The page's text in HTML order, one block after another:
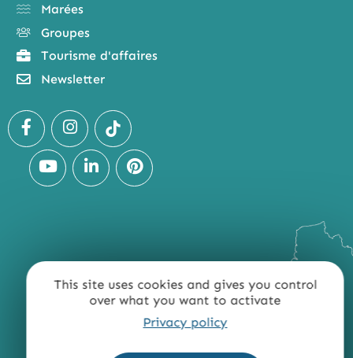
This site uses cookies and gives you control
over what you want to activate
Privacy policy
Marées
Groupes
Tourisme d'affaires
Newsletter